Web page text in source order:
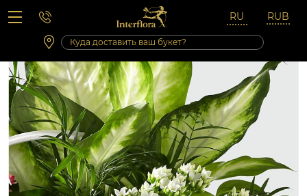
Вопросы-ответы
Сб 10:00 ‐ 14:00
Выходные и праздничные дни